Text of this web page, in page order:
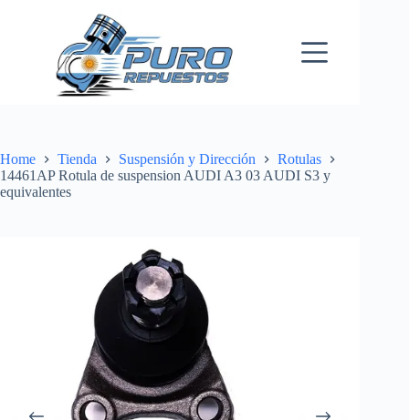
Home Tienda Suspensión y Dirección
Rotulas
14461AP Rotula de suspension AUDI A3 03 AUDI S3 y
equivalentes